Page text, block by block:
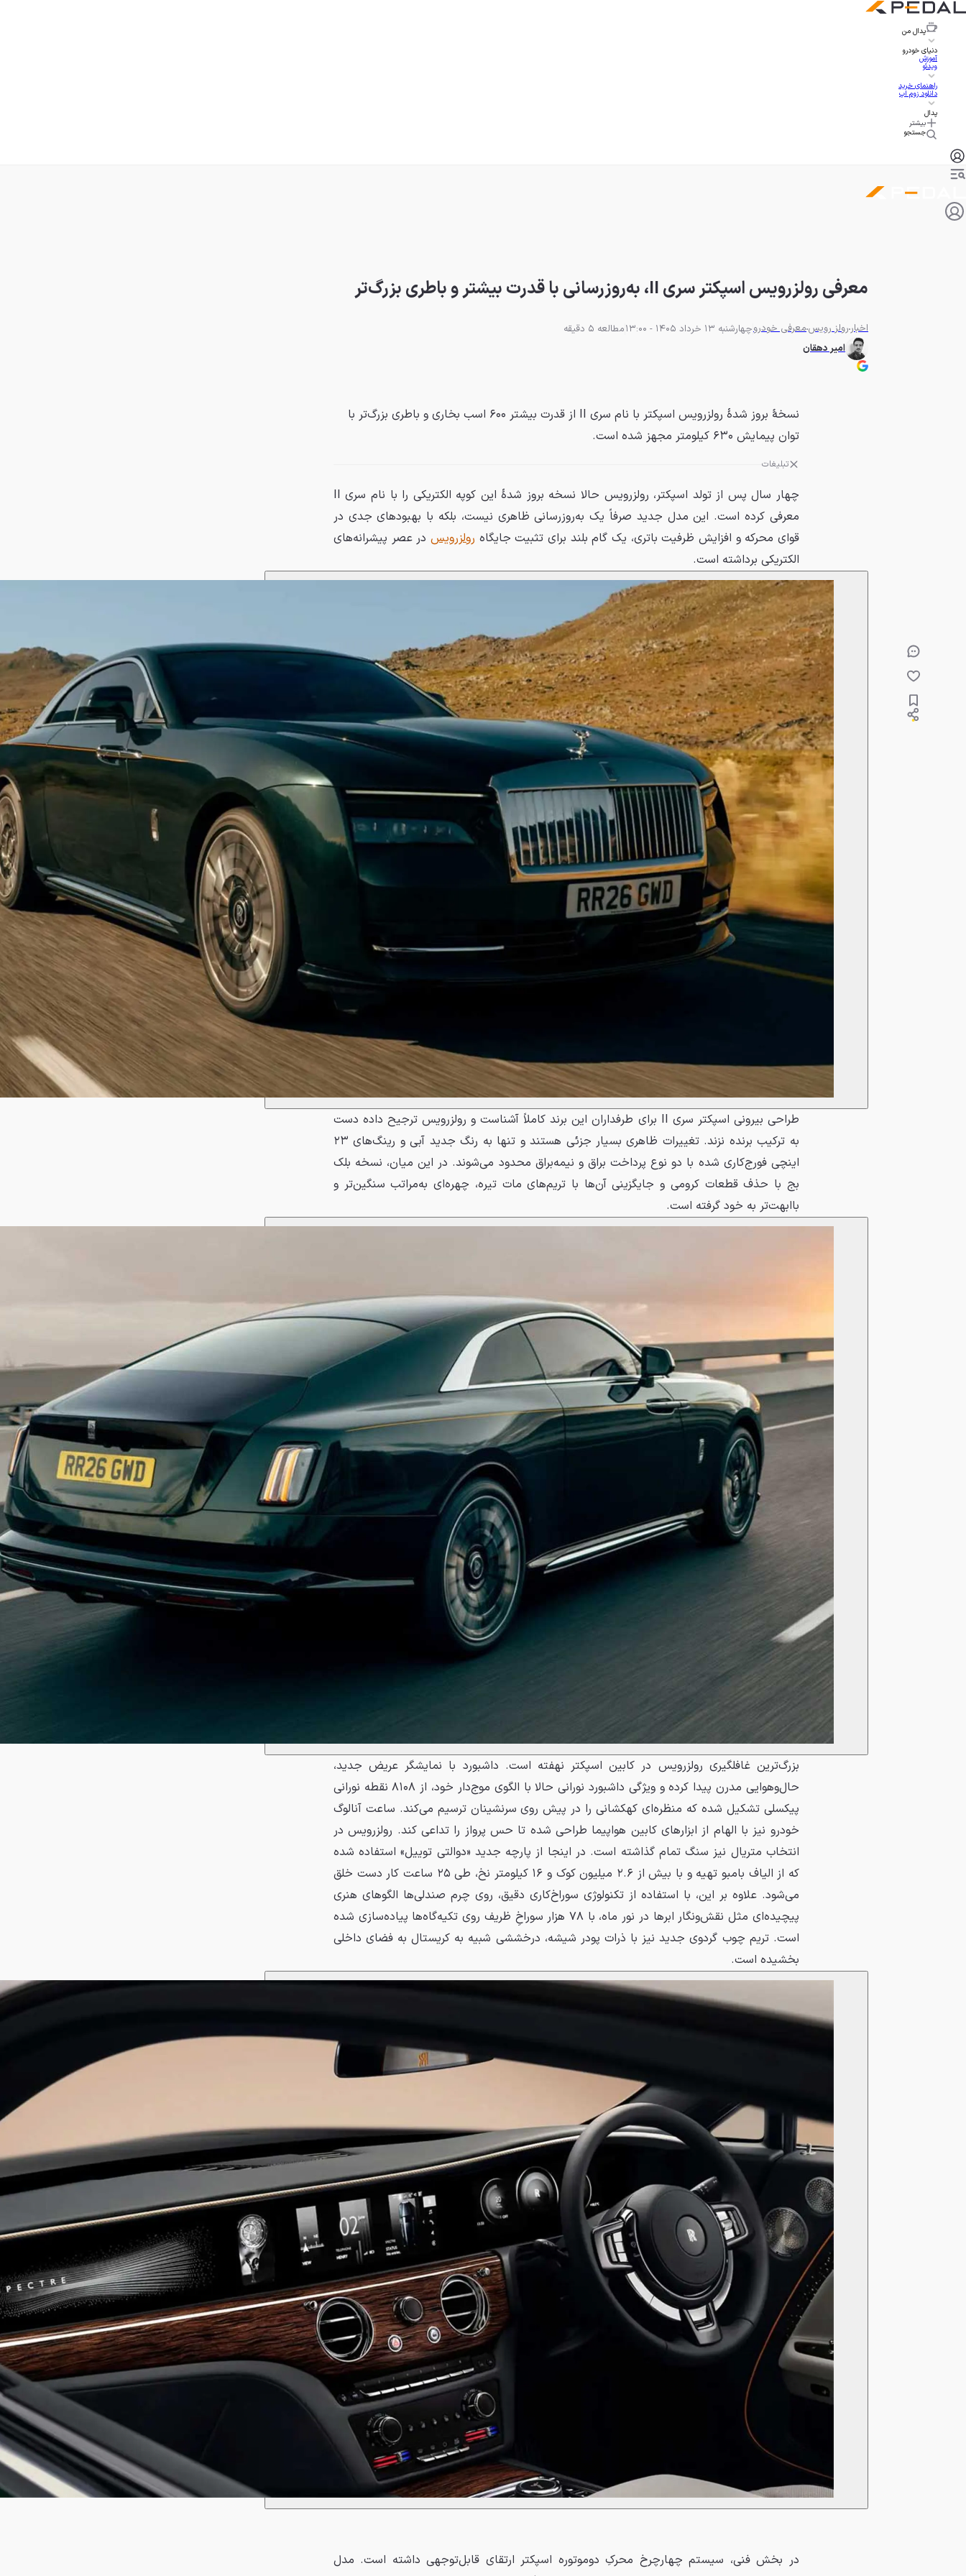
پدال من
دنیای خودرو
آموزش
ویدئو
راهنمای خرید
دانلود زوم اپ
پدال
بیشتر
جستجو
معرفی رولزرویس اسپکتر سری II، به‌روزرسانی با قدرت بیشتر و باطری بزرگ‌تر
اخباررولز رویسمعرفی خودروچهارشنبه 13 خرداد 1405 - 13:00
مطالعه 5 دقیقه
امیر دهقان
نسخۀ بروز شدۀ رولزرویس اسپکتر با نام سری II از قدرت بیشتر ۶۰۰ اسب بخاری و باطری بزرگ‌تر با
توان پیمایش ۶۳۰ کیلومتر مجهز شده است.
تبلیغات
چهار سال پس از تولد اسپکتر، رولزرویس حالا نسخه بروز شدۀ این کوپه الکتریکی را با نام سری II
معرفی کرده است. این مدل جدید صرفاً یک به‌روزرسانی ظاهری نیست، بلکه با بهبودهای جدی در
قوای محرکه و افزایش ظرفیت باتری، یک گام بلند برای تثبیت جایگاه رولزرویس در عصر پیشرانه‌های
الکتریکی برداشته است.
طراحی بیرونی اسپکتر سری II برای طرفداران این برند کاملاً آشناست و رولزرویس ترجیح داده دست
به ترکیب برنده نزند. تغییرات ظاهری بسیار جزئی هستند و تنها به رنگ جدید آبی و رینگ‌های ۲۳
اینچی فورج‌کاری شده با دو نوع پرداخت براق و نیمه‌براق محدود می‌شوند. در این میان، نسخه بلک‌
بج با حذف قطعات کرومی و جایگزینی آن‌ها با تریم‌های مات تیره، چهره‌ای به‌مراتب سنگین‌تر و
باابهت‌تر به خود گرفته است.
بزرگ‌ترین غافلگیری رولزرویس در کابین اسپکتر نهفته است. داشبورد با نمایشگر عریض جدید،
حال‌وهوایی مدرن پیدا کرده و ویژگی داشبورد نورانی حالا با الگوی موج‌دار خود، از ۸۱۰۸ نقطه نورانی
پیکسلی تشکیل شده که منظره‌ای کهکشانی را در پیش‌ روی سرنشینان ترسیم می‌کند. ساعت آنالوگ
خودرو نیز با الهام از ابزارهای کابین هواپیما طراحی شده تا حس پرواز را تداعی کند. رولزرویس در
انتخاب متریال نیز سنگ تمام گذاشته است. در اینجا از پارچه جدید «دوالتی توییل» استفاده شده
که از الیاف بامبو تهیه و با بیش از ۲.۶ میلیون کوک و ۱۶ کیلومتر نخ، طی ۲۵ ساعت کار دست خلق
می‌شود. علاوه بر این، با استفاده از تکنولوژی سوراخ‌کاری دقیق، روی چرم صندلی‌ها الگوهای هنری
پیچیده‌ای مثل نقش‌ونگار ابرها در نور ماه، با ۷۸ هزار سوراخِ ظریف روی تکیه‌گاه‌ها پیاده‌سازی شده
است. تریم چوب گردوی جدید نیز با ذرات پودر شیشه، درخششی شبیه به کریستال به فضای داخلی
بخشیده است.
در بخش فنی، سیستم چهارچرخ محرکِ دوموتوره اسپکتر ارتقای قابل‌توجهی داشته است. مدل